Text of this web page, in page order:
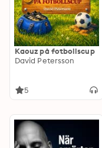
Kaouz på fotbollscup
David Petersson
5